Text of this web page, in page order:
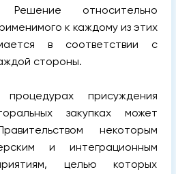
относительно
к каждому из этих
в соответствии с
стороны.
присуждения
закупках может
некоторым
и интеграционным
целью которых